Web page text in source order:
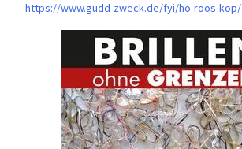
https://www.gudd-zweck.de/fyi/ho-roos-kop/